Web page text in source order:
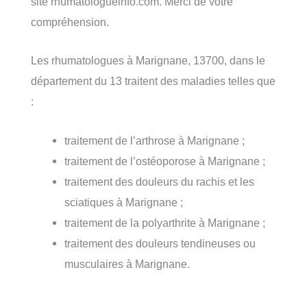
compréhension.
Les rhumatologues à Marignane, 13700, dans le
département du 13 traitent des maladies telles que
:
traitement de l’arthrose à Marignane ;
traitement de l’ostéoporose à Marignane ;
traitement des douleurs du rachis et les
sciatiques à Marignane ;
traitement de la polyarthrite à Marignane ;
traitement des douleurs tendineuses ou
musculaires à Marignane.